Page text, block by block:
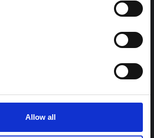
Allow all
توجيهات
توصيات: التخليق السريع لدروس
الاجتماعية والسلوكية حول